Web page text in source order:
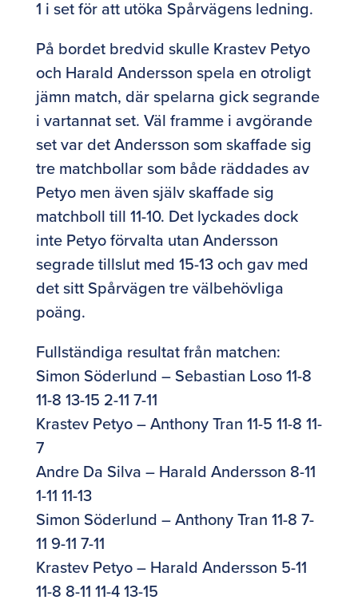
1 i set för att utöka Spårvägens ledning.
På bordet bredvid skulle Krastev Petyo
och Harald Andersson spela en otroligt
jämn match, där spelarna gick segrande
i vartannat set. Väl framme i avgörande
set var det Andersson som skaffade sig
tre matchbollar som både räddades av
Petyo men även själv skaffade sig
matchboll till 11-10. Det lyckades dock
inte Petyo förvalta utan Andersson
segrade tillslut med 15-13 och gav med
det sitt Spårvägen tre välbehövliga
poäng.
Fullständiga resultat från matchen:
Simon Söderlund – Sebastian Loso 11-8
11-8 13-15 2-11 7-11
Krastev Petyo – Anthony Tran 11-5 11-8 11-
7
Andre Da Silva – Harald Andersson 8-11
1-11 11-13
Simon Söderlund – Anthony Tran 11-8 7-
11 9-11 7-11
Krastev Petyo – Harald Andersson 5-11
11-8 8-11 11-4 13-15